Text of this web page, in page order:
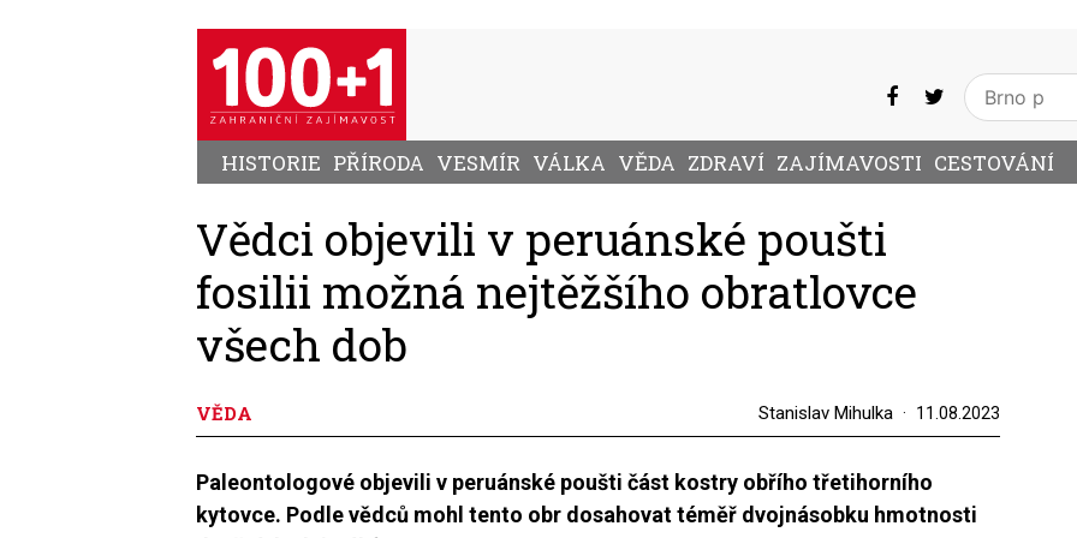
HISTORIE PŘÍRODA VESMÍR VÁLKA VĚDA ZDRAVÍ ZAJÍMAVOSTI CESTOVÁNÍ
Vědci objevili v peruánské poušti
fosilii možná nejtěžšího obratlovce
všech dob
VĚDA Stanislav Mihulka 11.08.2023
Paleontologové objevili v peruánské poušti část kostry obřího třetihorního
kytovce. Podle vědců mohl tento obr dosahovat téměř dvojnásobku hmotnosti